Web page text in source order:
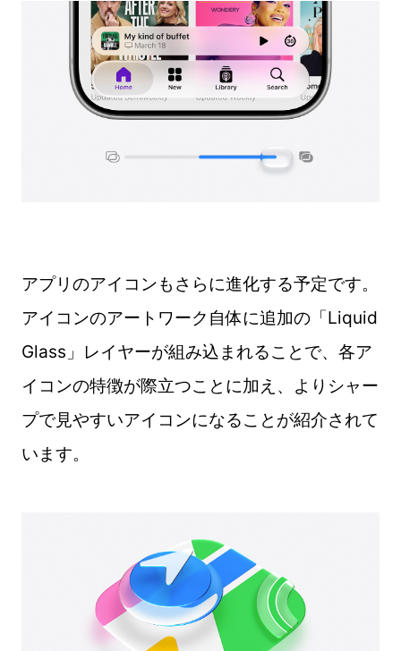
アプリのアイコンもさらに進化する予定です。
アイコンのアートワーク自体に追加の「Liquid
Glass」レイヤーが組み込まれることで、各ア
イコンの特徴が際立つことに加え、よりシャー
プで見やすいアイコンになることが紹介されて
います。